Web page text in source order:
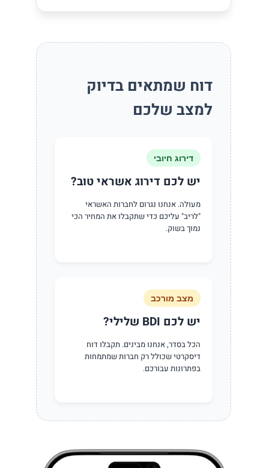
דוח שמתאים בדיוק
למצב שלכם
דירוג חיובי
יש לכם דירוג אשראי טוב?
מעולה. אנחנו נגרום לחברות האשראי
"לריב" עליכם כדי שתקבלו את המחיר הכי
נמוך בשוק.
מצב מורכב
יש לכם BDI שלילי?
הכל בסדר, אנחנו מבינים. תקבלו דוח
דיסקרטי שכולל רק חברות שמתמחות
בפתרונות עבורכם.